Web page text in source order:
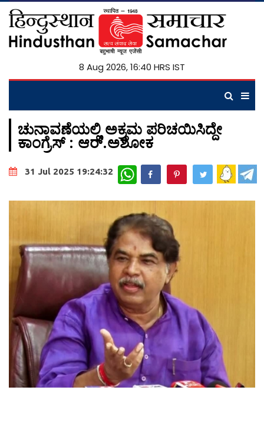
8 Aug 2026, 16:40 HRS IST
ಚುನಾವಣೆಯಲ್ಲಿ ಅಕ್ರಮ ಪರಿಚಯಿಸಿದ್ದೇ
ಕಾಂಗ್ರೆಸ್‌ : ಆರ್‌.ಅಶೋಕ
31 Jul 2025 19:24:32 WhatsApp